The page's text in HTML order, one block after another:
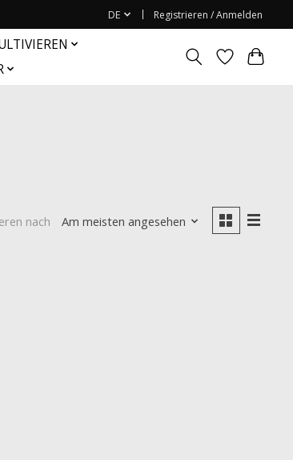
DE Registrieren / Anmelden
nach Am meisten angesehen